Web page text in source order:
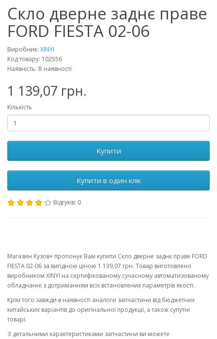
Скло дверне заднє праве
FORD FIESTA 02-06
Виробник: XINYI
Код товару: 102556
Наявність: В наявності
1 139,07 грн.
Кількість
Купити
Купити в один клік
Відгуків: 0
Магазин Кузов+ пропонує Вам купити Скло дверне заднє праве FORD
FIESTA 02-06 за вигідною ціною 1 139,07 грн. Товар виготовлено
виробником XINYI на сертифікованому сучасному автоматизованому
обладнанні з дотриманням всіх встановлених параметрів якості.
Крім того завжди в наявності аналоги запчастини від бюджетних
китайських варіантів до оригінальної продукції, а також супутні
товарі.
З детальними характеристиками запчастини ви можете